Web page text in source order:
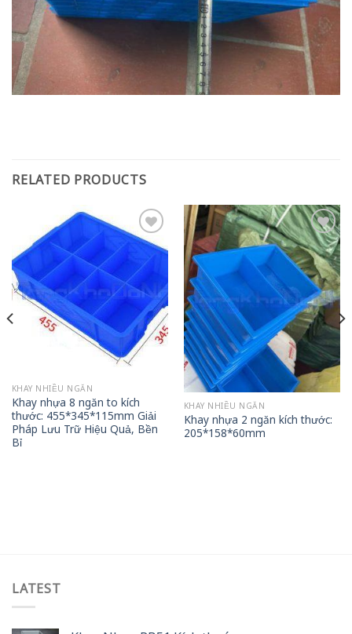
RELATED PRODUCTS
Add to
wishlist
KHAY NHIỀU NGĂN
Khay nhựa 8 ngăn to kích
thước: 455*345*115mm Giải
Pháp Lưu Trữ Hiệu Quả, Bền
Bỉ
Add to
wishlist
KHAY NHIỀU NGĂN
Khay nhựa 2 ngăn kích thước:
205*158*60mm
LATEST